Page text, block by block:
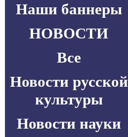
Наши баннеры
НОВОСТИ
Все
Новости русской
культуры
Новости науки